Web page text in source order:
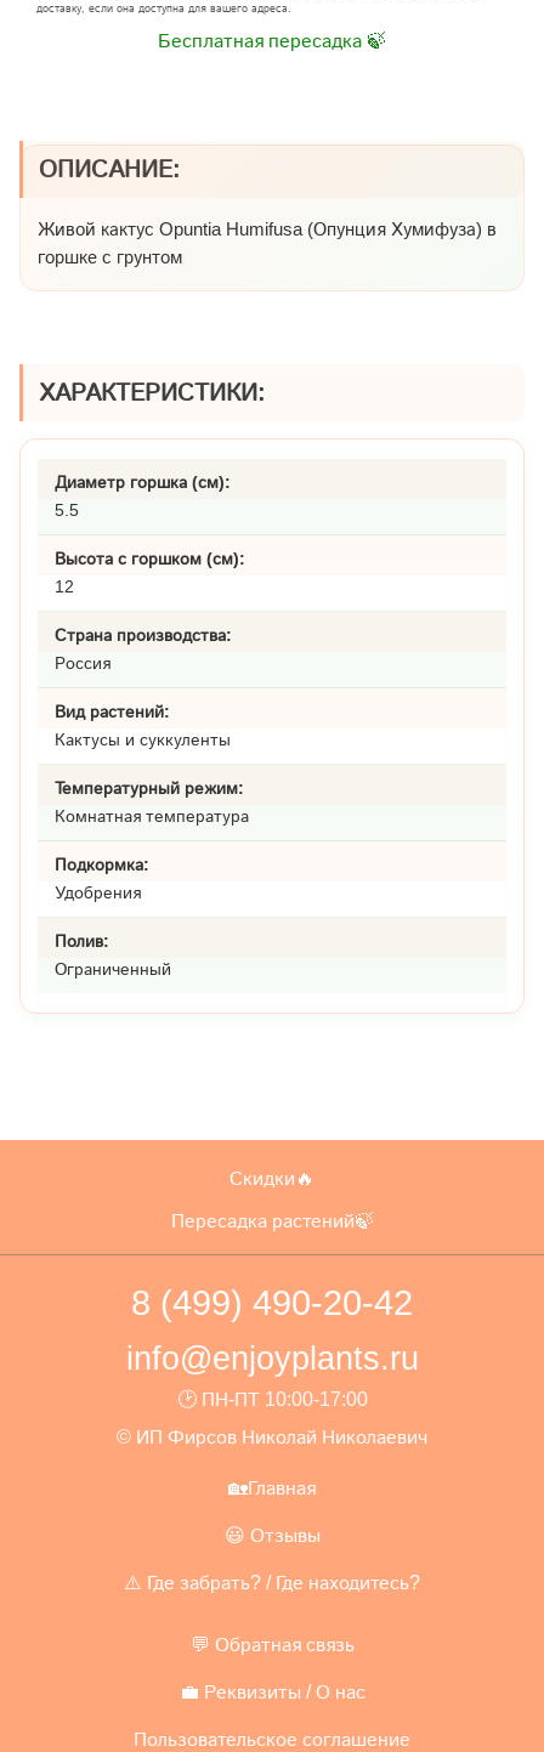
доставку, если она доступна для вашего адреса.
Бесплатная пересадка 🍃
ОПИСАНИЕ:
Живой кактус Opuntia Humifusa (Опунция Хумифуза) в
горшке с грунтом
ХАРАКТЕРИСТИКИ:
Диаметр горшка (см):
5.5
Высота с горшком (см):
12
Страна производства:
Россия
Вид растений:
Кактусы и суккуленты
Температурный режим:
Комнатная температура
Подкормка:
Удобрения
Полив:
Ограниченный
Скидки🔥
Пересадка растений🍃
8 (499) 490-20-42
info@enjoyplants.ru
🕑 ПН-ПТ 10:00-17:00
© ИП Фирсов Николай Николаевич
🏡Главная
😃 Отзывы
⚠️ Где забрать? / Где находитесь?
💬 Обратная связь
💼 Реквизиты / О нас
Пользовательское соглашение